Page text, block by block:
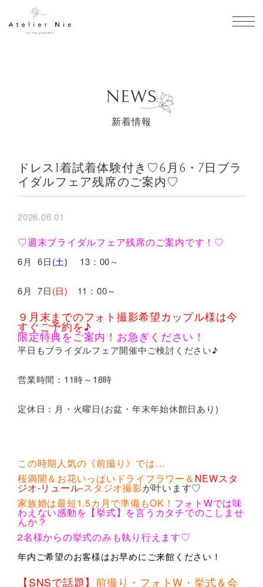
NEWS
新着情報
ドレス1着試着体験付き♡6月6・7日ブラ
イダルフェア残席のご案内♡
2026.06.01
♡週末ブライダルフェア残席のご案内です！♡
6月 6日(土) 13：00～
6月 7日(日) 11：00～
９月末までのフォト撮影希望カップル様は今
すぐご予約を♪
限定特典をご案内！お急ぎください！
平日もブライダルフェア開催中ご検討ください♪
営業時間：11時～18時
定休日：月・火曜日(お盆・年末年始休館日あり)
この時期人気の《前撮り》では…
桜満開＆お花いっぱいドライフラワー＆ NEWスタ
ジオ-リュール-スタジオ撮影が叶います♡
家族婚は最短1.5カ月で準備もOK！ フォトWでは味
わえない感動を【挙式】を言うカタチでのこしませ
んか？
2名様からの挙式のみも執り行えます♡
年内ご希望のお客様はお早めにご来館ください！
【SNSで話題】 前撮り・フォトW・挙式＆会